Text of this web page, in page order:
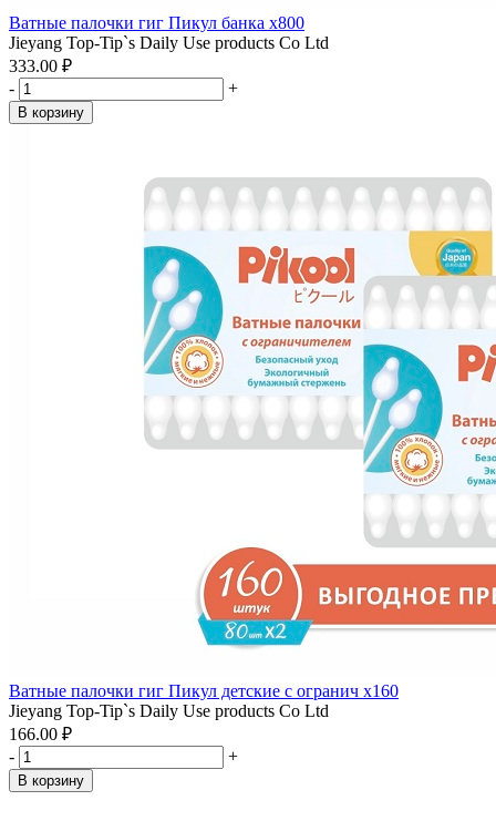
Ватные палочки гиг Пикул банка x800
Jieyang Top-Tip`s Daily Use products Co Ltd
333.00 ₽
-
+
В корзину
Ватные палочки гиг Пикул детские с огранич x160
Jieyang Top-Tip`s Daily Use products Co Ltd
166.00 ₽
-
+
В корзину